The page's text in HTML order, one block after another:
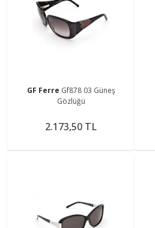
GF Ferre Gf878 03 Güneş
Gözlüğü
2.173,50 TL